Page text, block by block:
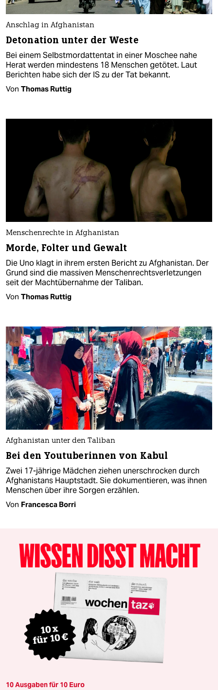
Anschlag in Afghanistan
Detonation unter der Weste
Bei einem Selbstmordattentat in einer Moschee nahe
Herat werden mindestens 18 Menschen getötet. Laut
Berichten habe sich der IS zu der Tat bekannt.
Von Thomas Ruttig
Menschenrechte in Afghanistan
Morde, Folter und Gewalt
Die Uno klagt in ihrem ersten Bericht zu Afghanistan. Der
Grund sind die massiven Menschenrechtsverletzungen
seit der Machtübernahme der Taliban.
Von Thomas Ruttig
Afghanistan unter den Taliban
Bei den Youtuberinnen von Kabul
Zwei 17-jährige Mädchen ziehen unerschrocken durch
Afghanistans Hauptstadt. Sie dokumentieren, was ihnen
Menschen über ihre Sorgen erzählen.
Von Francesca Borri
10 Ausgaben für 10 Euro